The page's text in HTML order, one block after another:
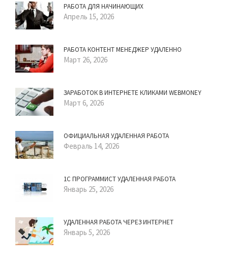
РАБОТА ДЛЯ НАЧИНАЮЩИХ
Апрель 15, 2026
РАБОТА КОНТЕНТ МЕНЕДЖЕР УДАЛЕННО
Март 26, 2026
ЗАРАБОТОК В ИНТЕРНЕТЕ КЛИКАМИ WEBMONEY
Март 6, 2026
ОФИЦИАЛЬНАЯ УДАЛЕННАЯ РАБОТА
Февраль 14, 2026
1С ПРОГРАММИСТ УДАЛЕННАЯ РАБОТА
Январь 25, 2026
УДАЛЕННАЯ РАБОТА ЧЕРЕЗ ИНТЕРНЕТ
Январь 5, 2026